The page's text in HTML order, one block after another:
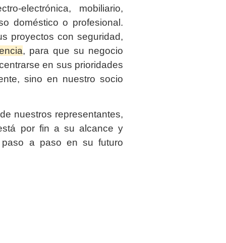
electrónica, mobiliario,
doméstico o profesional.
proyectos con seguridad,
, para que su negocio
en sus prioridades
sino en nuestro socio
nuestros representantes,
por fin a su alcance y
paso a paso en su futuro